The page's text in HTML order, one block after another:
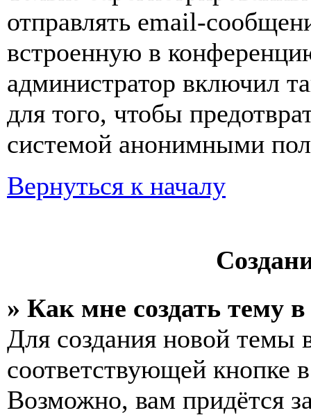
отправлять email-
встроенную в
администратор включил
для того, чтобы
системой анонимными
Вернуться к началу
» Как мне создать тему
Для создания новой темы
соответствующей кнопке
Возможно, вам придётся